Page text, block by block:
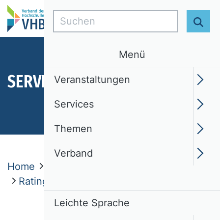
SERVICES
Home
Rating-Struktur
Suchen
Menü
Veranstaltungen
Services
Themen
Verband
Leichte Sprache